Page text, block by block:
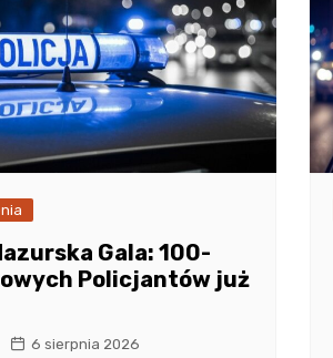
Gala: 100-
Policjantów już
6 sierpnia 2026